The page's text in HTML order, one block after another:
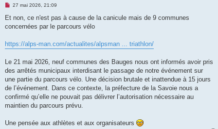
M
s
a
n
l
u
27 mai 2026, 21:09
Et non, ce n'est pas à cause de la canicule mais de 9 communes
concernées par le parcours vélo
https://alps-man.com/actualites/alpsman ... triathlon/
Le 21 mai 2026, neuf communes des Bauges nous ont informés avoir pris
des arrêtés municipaux interdisant le passage de notre événement sur
une partie du parcours vélo. Une décision brutale et inattendue à 15 jours
de l’événement. Dans ce contexte, la préfecture de la Savoie nous a
confirmé qu’elle ne pouvait pas délivrer l’autorisation nécessaire au
maintien du parcours prévu.
Une pensée aux athlètes et aux organisateurs